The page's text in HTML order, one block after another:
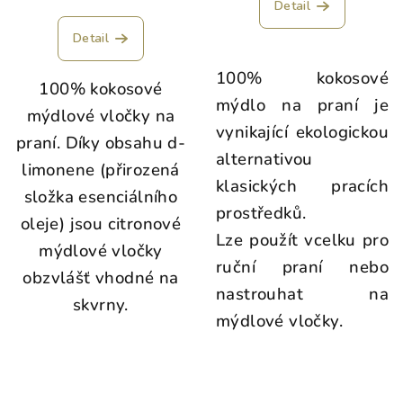
Detail
100% kokosové
mýdlové vločky na
praní. Díky obsahu d-
limonene (přirozená
složka esenciálního
oleje) jsou citronové
mýdlové vločky
obzvlášť vhodné na
skvrny.
Detail
100% kokosové
mýdlo na praní je
vynikající ekologickou
alternativou
klasických pracích
prostředků.
Lze použít vcelku pro
ruční praní nebo
nastrouhat na
mýdlové vločky.